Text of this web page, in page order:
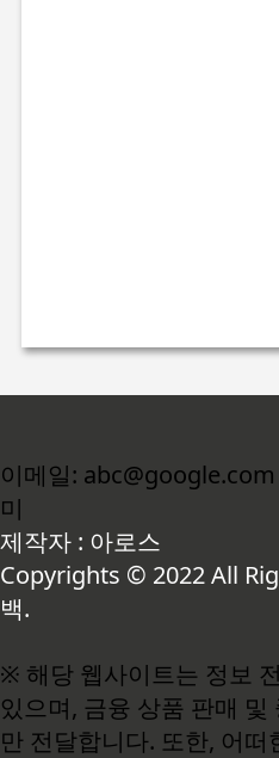
이메일:
미
제작자 : 아로스
Copyrights © 2022 All
백.
※ 해당 웹사이트는 정보
있으며, 금융 상품 판매
만 전달합니다. 또한, 어